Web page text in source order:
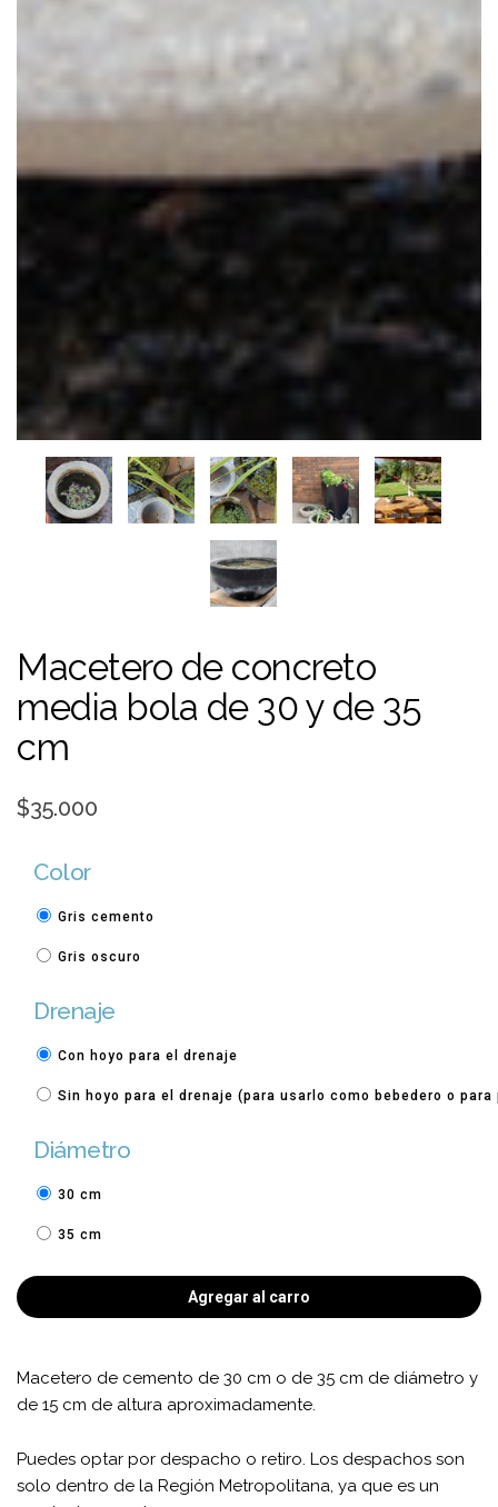
Macetero de concreto
media bola de 30 y de 35
cm
$35.000
Color
Gris cemento
Gris oscuro
Drenaje
Con hoyo para el drenaje
Sin hoyo para el drenaje (para usarlo como bebedero o
Diámetro
30 cm
35 cm
Agregar al carro
Macetero de cemento de 30 cm o de 35 cm de diámetro y
de 15 cm de altura aproximadamente.
Puedes optar por despacho o retiro. Los despachos son
solo dentro de la Región Metropolitana, ya que es un